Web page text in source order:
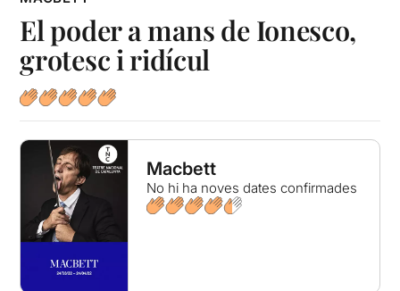
El poder a mans de Ionesco,
grotesc i ridícul
Macbett
No hi ha noves dates confirmades